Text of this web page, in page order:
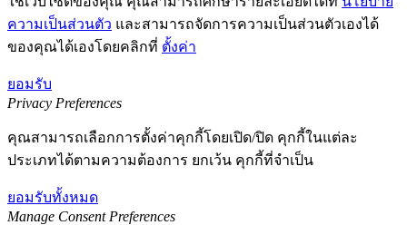
ความเป็นส่วนตัว และสามารถจัดการความเป็นส่วนตัวเองได้
ของคุณได้เองโดยคลิกที่ ตั้งค่า
ยอมรับ
Privacy Preferences
คุณสามารถเลือกการตั้งค่าคุกกี้โดยเปิด/ปิด คุกกี้ในแต่ละ
ประเภทได้ตามความต้องการ ยกเว้น คุกกี้ที่จำเป็น
ยอมรับทั้งหมด
Manage Consent Preferences